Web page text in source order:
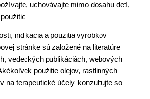
uchovávajte mimo dosahu detí,
indikácia a použitia výrobkov
stránke sú založené na literatúre
vedeckých publikáciách, webových
použitie olejov, rastlinných
na terapeutické účely, konzultujte so